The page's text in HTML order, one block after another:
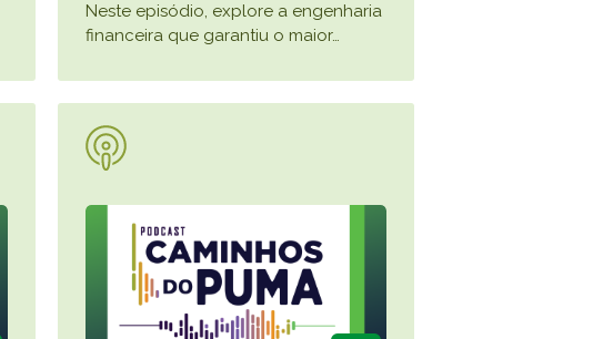
Neste episódio, explore a engenharia
financeira que garantiu o maior…